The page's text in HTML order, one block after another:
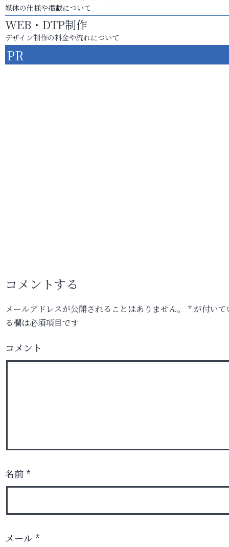
媒体の仕様や掲載について
WEB・DTP制作
デザイン制作の料金や流れについて
PR
コメントする
メールアドレスが公開されることはありません。 *が付いて
る欄は必須項目です
コメント
名前 *
メール *